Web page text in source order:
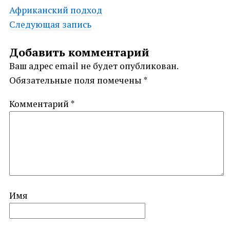
Post
navigation
Африканский подход
Следующая запись
Добавить комментарий
Ваш адрес email не будет опубликован.
Обязательные поля помечены *
Комментарий *
Имя